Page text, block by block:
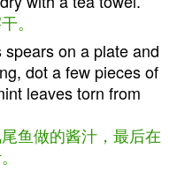
。
on a plate and
dot a few pieces of
leaves torn from
鱼做的酱汁，最后在